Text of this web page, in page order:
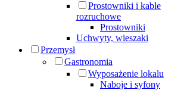
Prostowniki i kable
rozruchowe
Prostowniki
Uchwyty, wieszaki
Przemysł
Gastronomia
Wyposażenie lokalu
Naboje i syfony